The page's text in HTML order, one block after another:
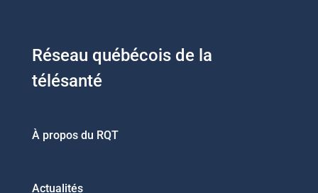
Réseau québécois de la
télésanté
À propos du RQT
Actualités